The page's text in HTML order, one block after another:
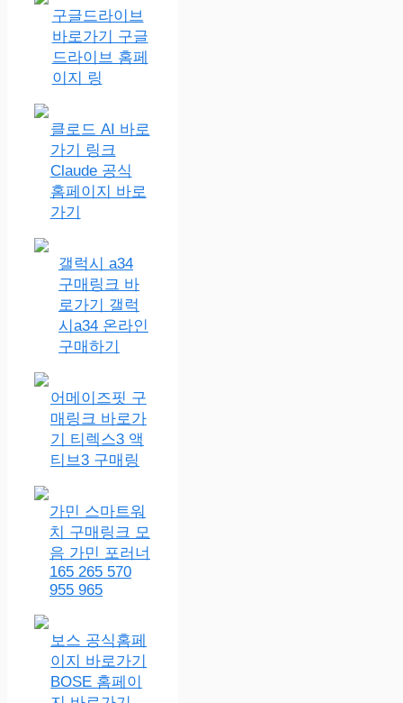
구글드라이브
바로가기 구글
드라이브 홈페
이지 링
클로드 AI 바로
가기 링크
Claude 공식
홈페이지 바로
가기
갤럭시 a34
구매링크 바
로가기 갤럭
시a34 온라인
구매하기
어메이즈핏 구
매링크 바로가
기 티렉스3 액
티브3 구매링
가민 스마트워
치 구매링크 모
음 가민 포러너
165 265 570
955 965
보스 공식홈페
이지 바로가기
BOSE 홈페이